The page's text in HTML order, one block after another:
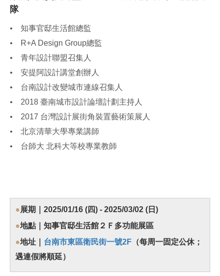
隊
• 知事官邸生活館總監
• R+A Design Group總監
• 青年設計聯盟召集人
• 安提阿設計講堂創辦人
• 台南設計改變城市連線召集人
• 2018 臺南城市設計論壇計劃主持人
• 2017 台灣設計展街角裝置藝術策展人
• 北京清華大學專業講師
• 台師大 北科大等校專業教師
●展期｜2025/01/16 (四) - 2025/03/02 (日)
●地點｜知事官邸生活館２Ｆ多功能展區
●地址｜ 台南市東區衛民街一號2F （每周一固定公休；
遇連假將順延）